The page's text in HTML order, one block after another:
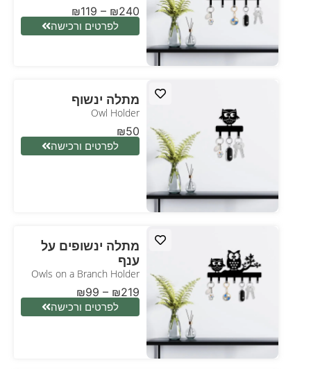
₪119 – ₪240
לפרטים ורכישה
מתלה ינשוף
Owl Holder
₪50
לפרטים ורכישה
מתלה ינשופים על
ענף
Owls on a Branch Holder
₪99 – ₪219
לפרטים ורכישה